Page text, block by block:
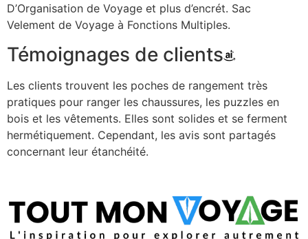
D’Organisation de Voyage et plus d’encrét. Sac
Velement de Voyage à Fonctions Multiples.
Témoignages de clients
Les clients trouvent les poches de rangement très
pratiques pour ranger les chaussures, les puzzles en
bois et les vêtements. Elles sont solides et se ferment
hermétiquement. Cependant, les avis sont partagés
concernant leur étanchéité.